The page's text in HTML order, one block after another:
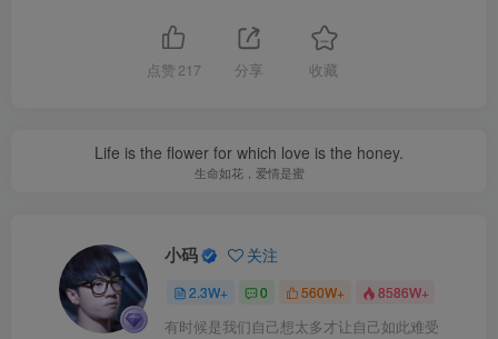
点赞 217 分享 收藏
Life is the flower for which love is the honey.
生命如花，爱情是蜜
小码 关注
2.3W+ 0 560W+ 8586W+
有时候是我们自己想太多才让自己如此难受